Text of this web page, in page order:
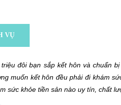
VỤ
đôi bạn sắp kết hôn và chuẩn
muốn kết hôn đều phải đi khám
sức khỏe tiền sản nào uy tín, chất